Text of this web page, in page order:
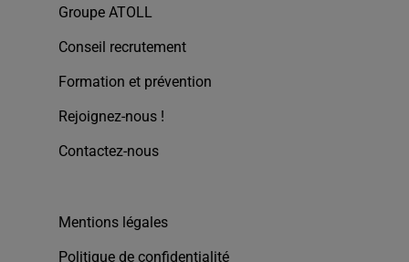
Groupe ATOLL
Conseil recrutement
Formation et prévention
Rejoignez-nous !
Contactez-nous
Mentions légales
Politique de confidentialité